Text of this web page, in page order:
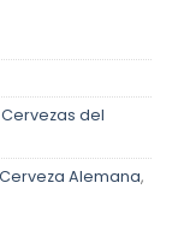
Cervezas del
Alemana,